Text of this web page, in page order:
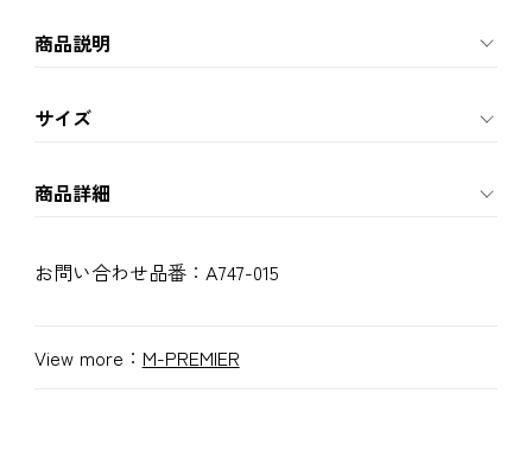
商品説明
サイズ
商品詳細
お問い合わせ品番： A747-015
View more： M-PREMIER